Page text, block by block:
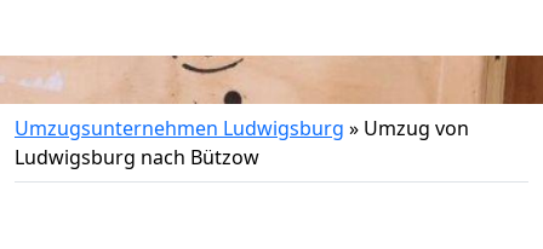
Umzugsunternehmen Ludwigsburg » Umzug von
Ludwigsburg nach Bützow